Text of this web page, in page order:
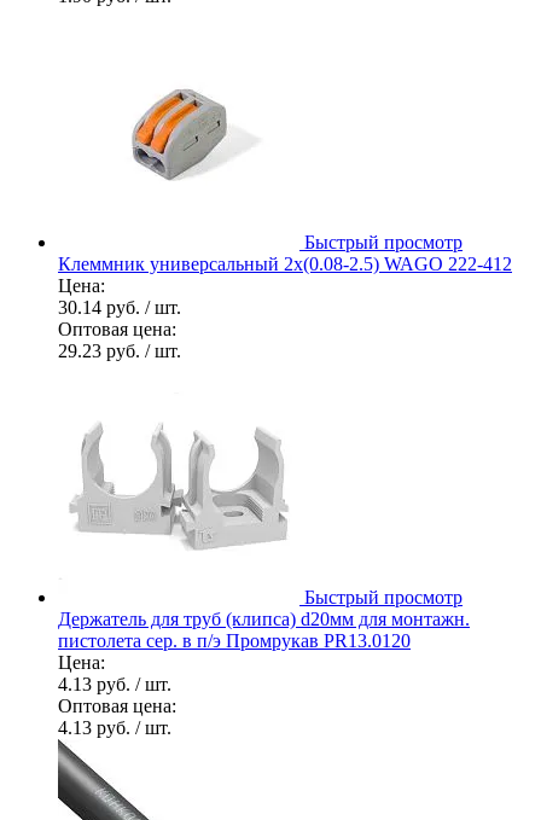
Быстрый просмотр
Клеммник универсальный 2х(0.08-2.5) WAGO 222-412
Цена:
30.14 руб. / шт.
Оптовая цена:
29.23 руб. / шт.
Быстрый просмотр
Держатель для труб (клипса) d20мм для монтажн.
пистолета сер. в п/э Промрукав PR13.0120
Цена:
4.13 руб. / шт.
Оптовая цена:
4.13 руб. / шт.